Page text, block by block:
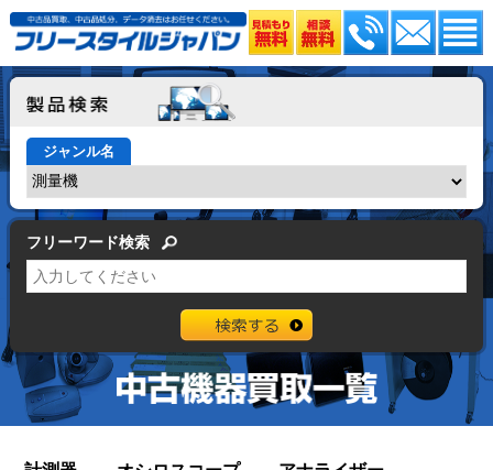
ジャンル名
フリーワード検索